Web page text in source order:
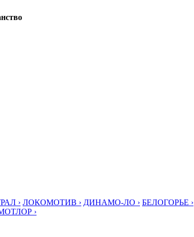
› ЛОКОМОТИВ › ДИНАМО-ЛО › БЕЛОГОРЬЕ ›
›